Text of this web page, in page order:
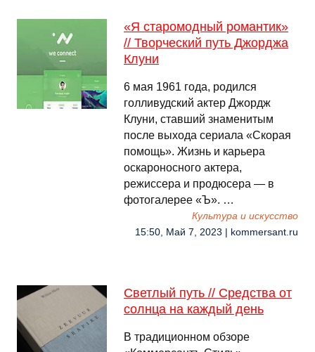
«Я старомодный романтик»
// Творческий путь Джорджа
Клуни
6 мая 1961 года, родился
голливудский актер Джордж
Клуни, ставший знаменитым
после выхода сериала «Скорая
помощь». Жизнь и карьера
оскароносного актера,
режиссера и продюсера — в
фотогалерее «Ъ». …
Культура и искусство
15:50, Май 7, 2023 | kommersant.ru
Светлый путь // Средства от
солнца на каждый день
В традиционном обзоре